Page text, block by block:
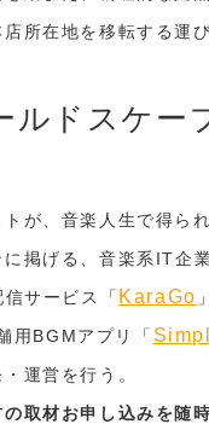
所在地を移転する運
ルドスケー
トが、音楽人生で得ら
掲げる、音楽系IT企業
サービス「 KaraGo
用BGMアプリ「
運営を行う。
取材お申し込みを随